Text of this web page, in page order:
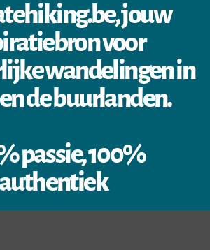
jouw
voor
wandelingen in
de buurlanden.
passie, 100%
authentiek